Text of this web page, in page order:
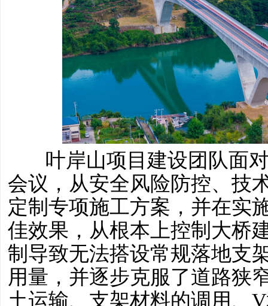
叶岸山项目建设团队面
会议，从安全风险防控、技
定制专项施工方案，并在实
佳效果，从根本上控制大桥
制导致无法搭设常规落地支
用量，并逐步克服了道路狭
土运输、支架材料的调用、